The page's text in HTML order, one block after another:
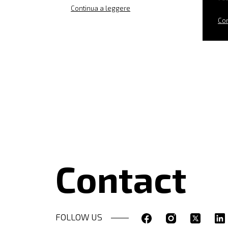
Continua a leggere
Contact
FOLLOW US